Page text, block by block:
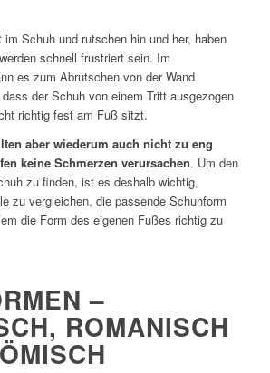
Schuh und rutschen hin und her, haben
schnell frustriert sein. Im
es zum Abrutschen von der Wand
der Schuh von einem Tritt ausgezogen
richtig fest am Fuß sitzt.
aber wiederum auch nicht zu eng
keine Schmerzen verursachen. Um den
zu finden, ist es deshalb wichtig,
zu vergleichen, die passende Schuhform
die Form des eigenen Fußes richtig zu
– Ä
ROMANISCH O